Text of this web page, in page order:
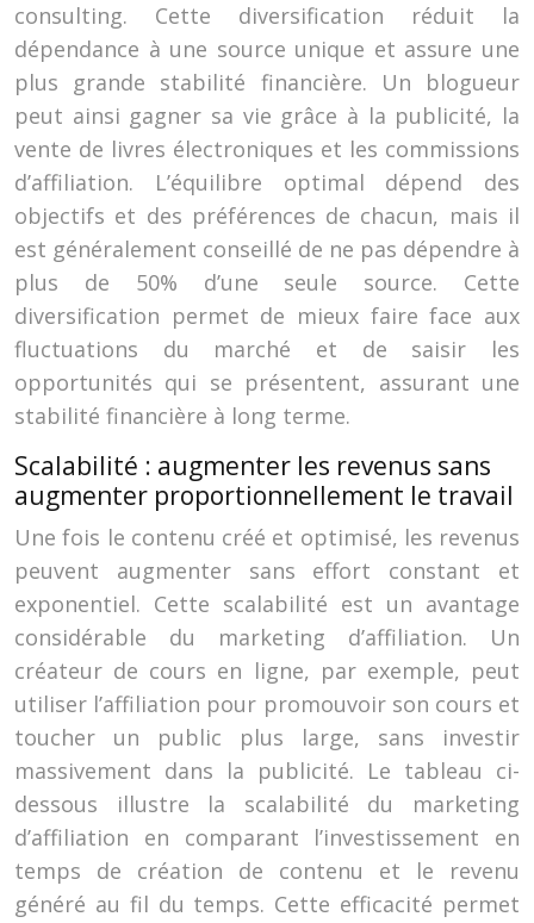
consulting. Cette diversification réduit la
dépendance à une source unique et assure une
plus grande stabilité financière. Un blogueur
peut ainsi gagner sa vie grâce à la publicité, la
vente de livres électroniques et les commissions
d’affiliation. L’équilibre optimal dépend des
objectifs et des préférences de chacun, mais il
est généralement conseillé de ne pas dépendre à
plus de 50% d’une seule source. Cette
diversification permet de mieux faire face aux
fluctuations du marché et de saisir les
opportunités qui se présentent, assurant une
stabilité financière à long terme.
Scalabilité : augmenter les revenus sans
augmenter proportionnellement le travail
Une fois le contenu créé et optimisé, les revenus
peuvent augmenter sans effort constant et
exponentiel. Cette scalabilité est un avantage
considérable du marketing d’affiliation. Un
créateur de cours en ligne, par exemple, peut
utiliser l’affiliation pour promouvoir son cours et
toucher un public plus large, sans investir
massivement dans la publicité. Le tableau ci-
dessous illustre la scalabilité du marketing
d’affiliation en comparant l’investissement en
temps de création de contenu et le revenu
généré au fil du temps. Cette efficacité permet